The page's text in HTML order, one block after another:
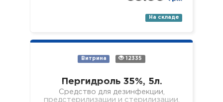
На складе
Витрина 12335
Пергидроль 35%, 5л.
Средство для дезинфекции,
предстерилизации и стерилизации.